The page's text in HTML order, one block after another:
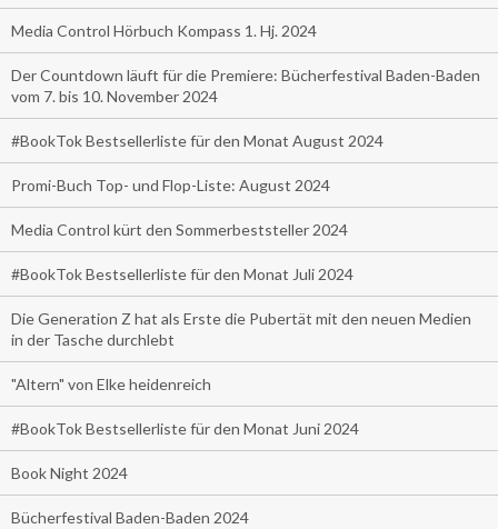
Media Control Hörbuch Kompass 1. Hj. 2024
Der Countdown läuft für die Premiere: Bücherfestival Baden-Baden
vom 7. bis 10. November 2024
#BookTok Bestsellerliste für den Monat August 2024
Promi-Buch Top- und Flop-Liste: August 2024
Media Control kürt den Sommerbeststeller 2024
#BookTok Bestsellerliste für den Monat Juli 2024
Die Generation Z hat als Erste die Pubertät mit den neuen Medien
in der Tasche durchlebt
"Altern" von Elke heidenreich
#BookTok Bestsellerliste für den Monat Juni 2024
Book Night 2024
Bücherfestival Baden-Baden 2024